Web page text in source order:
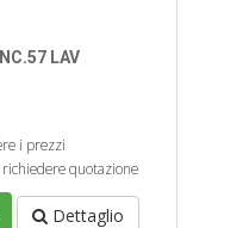
LAV
i prezzi
quotazione
Dettaglio